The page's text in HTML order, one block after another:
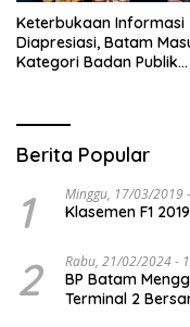
Keterbukaan Informasi
Diapresiasi, Batam
Kategori Badan Publik
Berita Popular
1 Minggu, 17/03/2019
Klasemen F1
2 Rabu, 21/02/2024 -
BP Batam
Terminal 2